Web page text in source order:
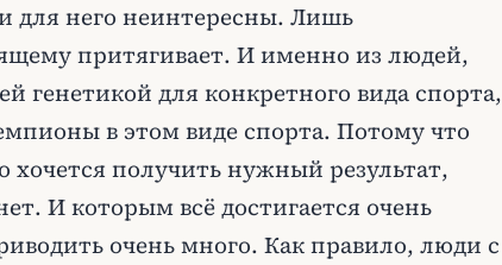
для него неинтересны. Лишь
притягивает. И именно из людей,
генетикой для конкретного вида спорта,
в этом виде спорта. Потому что
получить нужный результат,
И которым всё достигается очень
очень много. Как правило, люди с